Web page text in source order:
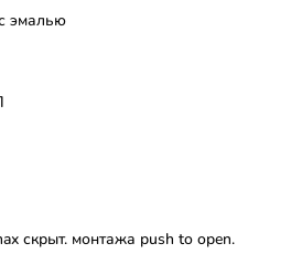
эмалью
скрыт. монтажа push to open.